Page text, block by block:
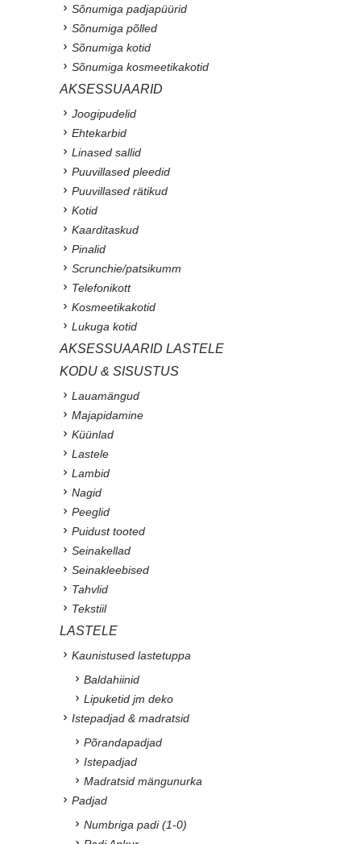
Sõnumiga padjapüürid
Sõnumiga põlled
Sõnumiga kotid
Sõnumiga kosmeetikakotid
AKSESSUAARID
Joogipudelid
Ehtekarbid
Linased sallid
Puuvillased pleedid
Puuvillased rätikud
Kotid
Kaarditaskud
Pinalid
Scrunchie/patsikumm
Telefonikott
Kosmeetikakotid
Lukuga kotid
AKSESSUAARID LASTELE
KODU & SISUSTUS
Lauamängud
Majapidamine
Küünlad
Lastele
Lambid
Nagid
Peeglid
Puidust tooted
Seinakellad
Seinakleebised
Tahvlid
Tekstiil
LASTELE
Kaunistused lastetuppa
Baldahiinid
Lipuketid jm deko
Istepadjad & madratsid
Põrandapadjad
Istepadjad
Madratsid mängunurka
Padjad
Numbriga padi (1-0)